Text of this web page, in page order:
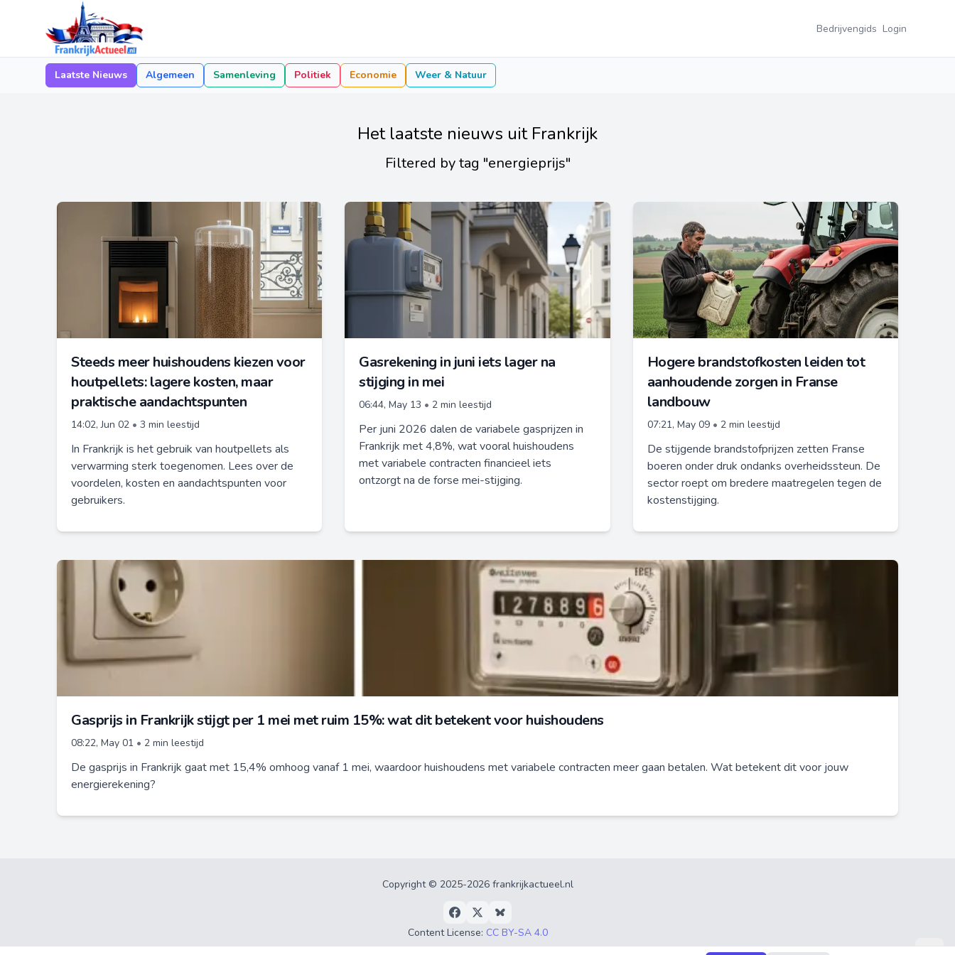
Bedrijvengids Login
Laatste Nieuws Algemeen Samenleving Politiek Economie Weer & Natuur
Het laatste nieuws uit Frankrijk
Filtered by tag "energieprijs"
Steeds meer huishoudens kiezen voor
houtpellets: lagere kosten, maar
praktische aandachtspunten
14:02, Jun 02 • 3 min leestijd
In Frankrijk is het gebruik van houtpellets als
verwarming sterk toegenomen. Lees over de
voordelen, kosten en aandachtspunten voor
gebruikers.
Gasrekening in juni iets lager na
stijging in mei
06:44, May 13 • 2 min leestijd
Per juni 2026 dalen de variabele gasprijzen in
Frankrijk met 4,8%, wat vooral huishoudens
met variabele contracten financieel iets
ontzorgt na de forse mei-stijging.
Hogere brandstofkosten leiden tot
aanhoudende zorgen in Franse
landbouw
07:21, May 09 • 2 min leestijd
De stijgende brandstofprijzen zetten Franse
boeren onder druk ondanks overheidssteun. De
sector roept om bredere maatregelen tegen de
kostenstijging.
Gasprijs in Frankrijk stijgt per 1 mei met ruim 15%: wat dit betekent voor huishoudens
08:22, May 01 • 2 min leestijd
De gasprijs in Frankrijk gaat met 15,4% omhoog vanaf 1 mei, waardoor huishoudens met variabele contracten meer gaan betalen. Wat betekent dit voor jouw
energierekening?
Copyright © 2025-2026 frankrijkactueel.nl
Content License: CC BY-SA 4.0